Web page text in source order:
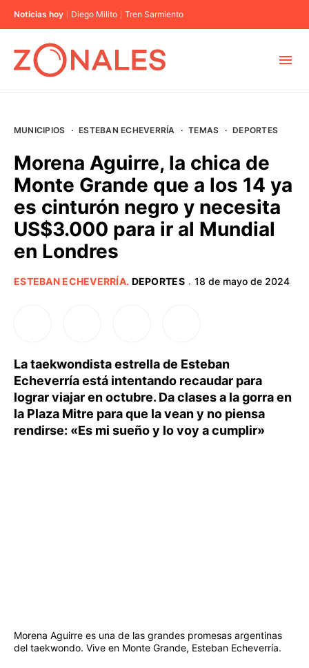
Noticias hoy Diego Milito Tren Sarmiento
BUENOS AIRES
PROVINCIAS
MUNICIPIOS · ESTEBAN ECHEVERRÍA · TEMAS · DEPORTES
Morena Aguirre, la chica de
Monte Grande que a los 14 ya
es cinturón negro y necesita
US$3.000 para ir al Mundial
en Londres
ESTEBAN ECHEVERRÍA. DEPORTES · 18 de mayo de 2024
La taekwondista estrella de Esteban
Echeverría está intentando recaudar para
lograr viajar en octubre. Da clases a la gorra en
la Plaza Mitre para que la vean y no piensa
rendirse: «Es mi sueño y lo voy a cumplir»
Morena Aguirre es una de las grandes promesas argentinas
del taekwondo. Vive en Monte Grande, Esteban Echeverría.